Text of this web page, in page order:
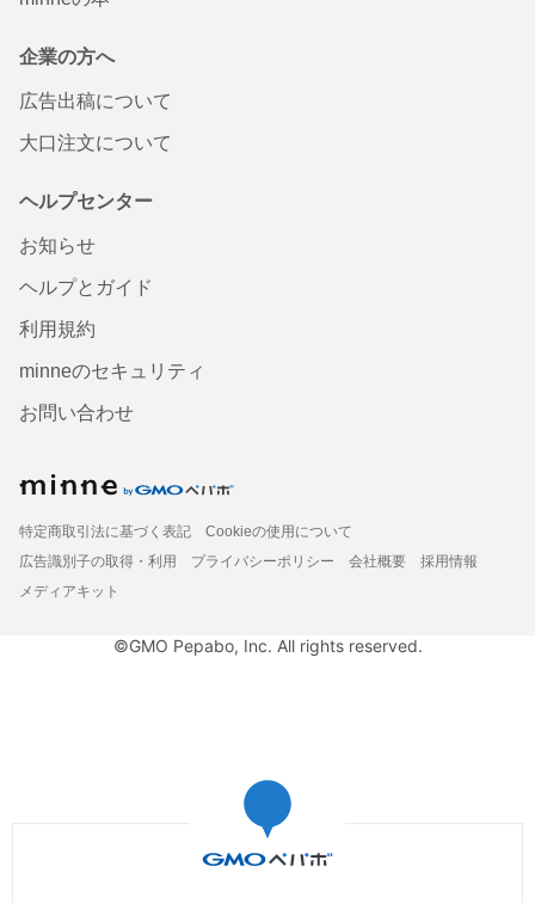
企業の方へ
広告出稿について
大口注文について
ヘルプセンター
お知らせ
ヘルプとガイド
利用規約
minneのセキュリティ
お問い合わせ
特定商取引法に基づく表記
Cookieの使用について
広告識別子の取得・利用
プライバシーポリシー 会社概要
採用情報
メディアキット
©GMO Pepabo, Inc. All rights reserved.